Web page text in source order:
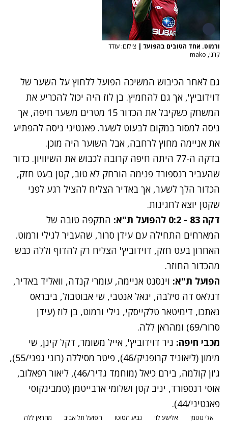
ורמוט. אחד הטובים בהפועל | צילום: עודד
קרני, mako
גם לאחר הכיבוש המשיכה הפועל ללחוץ על השער של
דוידוביץ', אך גם להחמיץ. בן לוז היה יכול להכריע את
המשחק כשקיבל את הכדור 15 מטרים משער חיפה, אך
ניסה למסור במקום לבעוט לשער. פאנטיני ניסה להפתיע
את אניימה מחוץ לרחבה, אבל השוער היה מוכן.
בדקה ה-77 היתה חיפה קרובה לכבוש את השיוויון. כדור
שהעביר רנספורד פנימה הורחק לא טוב, קטן בעט חזק,
הכדור הלך לשער, אך באדיר הצליח להציל רגע לפני
שקטן יוצא לחגיגות.
דקה 83 - 0:2 להפועל ת"א:
התקפה טובה של
המארחים התחילה עם עידן סרור, שהעביר לגילי ורמוט.
האחרון בעט חזק, דוידוביץ' הצליח רק להדוף וללה כבש
מהכדור החוזר.
הפועל ת"א: וינסנט אניימה, עומרי קנדה, וואליד באדיר,
דגלאס דה סילבה, יגאל אנטבי, שי אבוטבול, ביבראס
נאתכו, דימיטאר טלקייסקי, גילי ורמוט, בן לוז (עידן
סרור/69) ומהראן ללה.
מכבי חיפה: ניר דוידוביץ', אייל משומר, דקל קינן, שי
מימון (ליאוניד קרופניק/46), פיטר מסיללה (רוני גפני/55),
ג'ון קולמה, בירם כיאל (מוחמד גדיר/46), ליאור רפאלוב,
אוסי רנספורד, יניב קטן ושלומי ארבייטמן (טמבינקוסי
פאנטיני/44).
אלי גוטמן אלישע לוי גביע הטוטו הפועל תל אביב מהראן ללה